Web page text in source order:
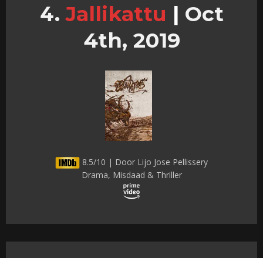
Jallikattu | Oct
4th, 2019
8.5/10 | Door Lijo Jose Pellissery
Drama, Misdaad & Thriller